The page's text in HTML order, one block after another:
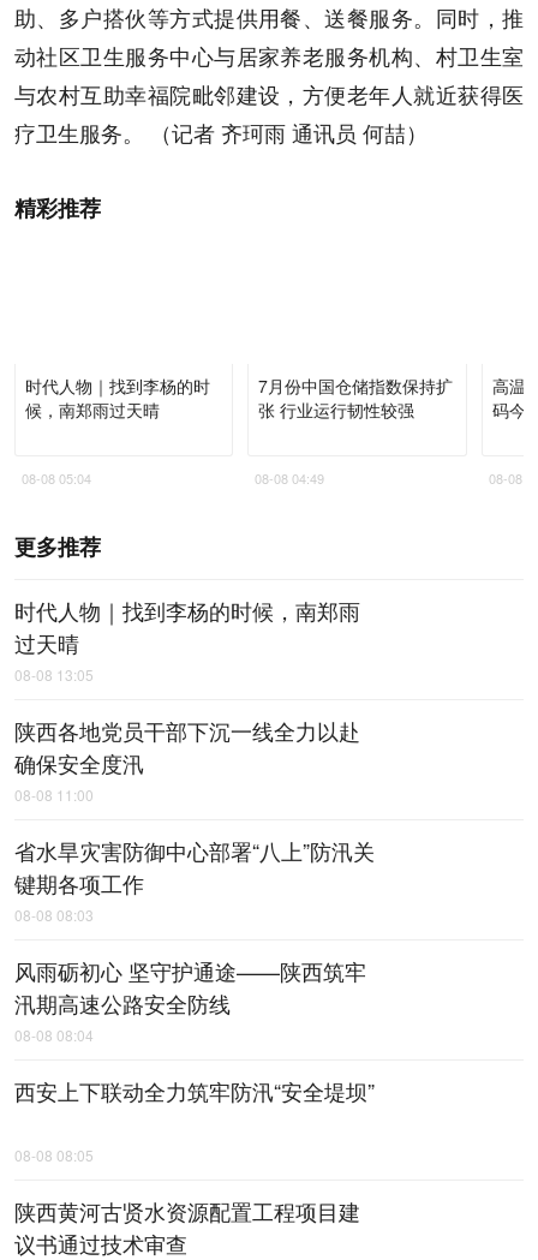
助、多户搭伙等方式提供用餐、送餐服务。同时，推
动社区卫生服务中心与居家养老服务机构、村卫生室
与农村互助幸福院毗邻建设，方便老年人就近获得医
疗卫生服务。 （记者 齐珂雨 通讯员 何喆）
精彩推荐
时代人物｜找到李杨的时
候，南郑雨过天晴
08-08 05:04
7月份中国仓储指数保持扩
张 行业运行韧性较强
08-08 04:49
高温
码今
08-08
更多推荐
时代人物｜找到李杨的时候，南郑雨
过天晴
08-08 13:05
陕西各地党员干部下沉一线全力以赴
确保安全度汛
08-08 11:00
省水旱灾害防御中心部署“八上”防汛关
键期各项工作
08-08 08:03
风雨砺初心 坚守护通途——陕西筑牢
汛期高速公路安全防线
08-08 08:04
西安上下联动全力筑牢防汛“安全堤坝”
08-08 08:05
陕西黄河古贤水资源配置工程项目建
议书通过技术审查